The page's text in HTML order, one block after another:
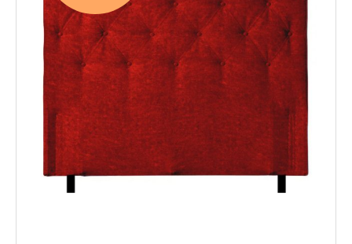
Makuuhuone
Jenkkisängyt
Runkosängyt
Säätösängyt
Patjat
Petauspatjat